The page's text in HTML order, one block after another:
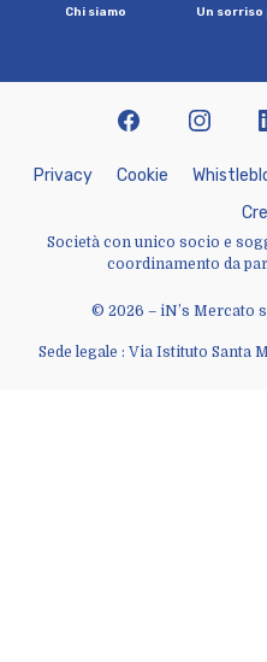
Chi siamo Un sorriso
© 2026 – iN’s Mercato
Sede legale : Via Istituto Santa
Privacy Cookie Whist eb
Cre
Società con unico socio e
coordinamento da
facebook